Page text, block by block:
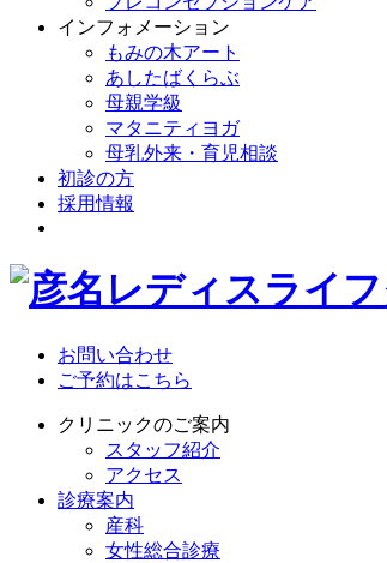
インフォメーション
もみの木アート
あしたばくらぶ
母親学級
マタニティヨガ
母乳外来・育児相談
初診の方
採用情報
お問い合わせ
ご予約はこちら
クリニックのご案内
スタッフ紹介
アクセス
診療案内
産科
女性総合診療